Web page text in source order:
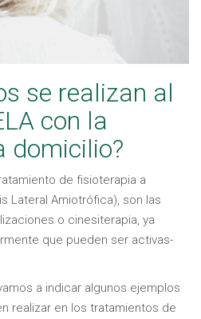
se realizan al
con la
domicilio?
de fisioterapia a
Lateral Amiotrófica), son las
o cinesiterapia, ya
que pueden ser activas-
a indicar algunos ejemplos
realizar en los tratamientos de